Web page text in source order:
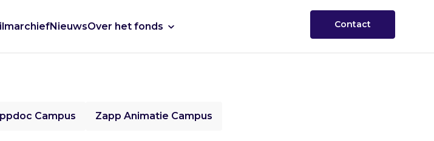
NieuwsOver het fonds Contact
Campus Zapp Animatie Campus